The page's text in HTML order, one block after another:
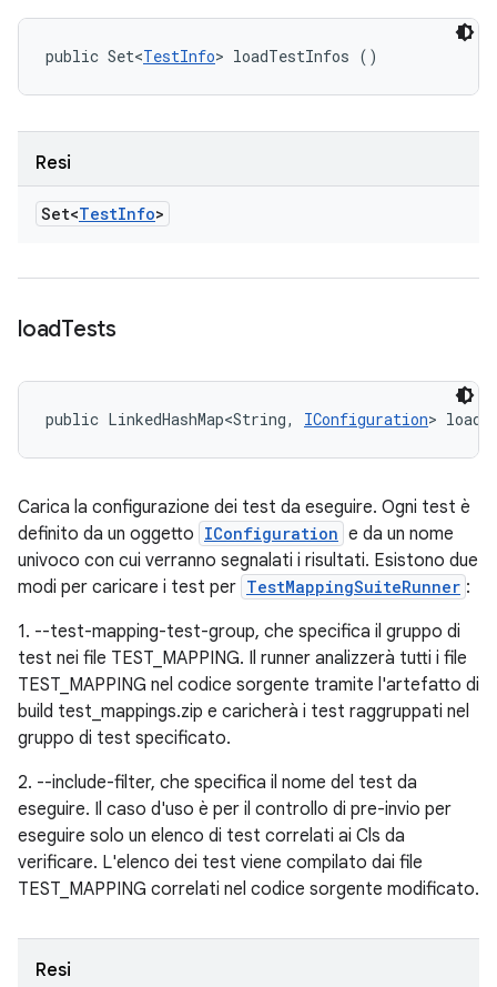
public Set<TestInfo> loadTestInfos ()
Resi
Set<TestInfo>
loadTests
public LinkedHashMap<String, IConfiguration>
Carica la configurazione dei test da eseguire. Ogni test è
definito da un oggetto IConfiguration e da un nome
univoco con cui verranno segnalati i risultati. Esistono due
modi per caricare i test per TestMappingSuiteRunner :
1. --test-mapping-test-group, che specifica il gruppo di
test nei file TEST_MAPPING. Il runner analizzerà tutti i file
TEST_MAPPING nel codice sorgente tramite l'artefatto di
build test_mappings.zip e caricherà i test raggruppati nel
gruppo di test specificato.
2. --include-filter, che specifica il nome del test da
eseguire. Il caso d'uso è per il controllo di pre-invio per
eseguire solo un elenco di test correlati ai Cls da
verificare. L'elenco dei test viene compilato dai file
TEST_MAPPING correlati nel codice sorgente modificato.
Resi